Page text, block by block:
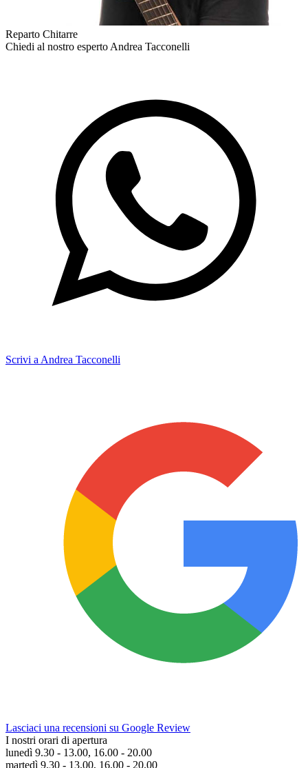
Reparto Chitarre
Chiedi al nostro espertoAndrea Tacconelli
Scrivi a Andrea Tacconelli
Lasciaci una recensioni su Google Review
I nostri orari di apertura
lunedì 9.30 - 13.00, 16.00 - 20.00
martedì 9.30 - 13.00, 16.00 - 20.00